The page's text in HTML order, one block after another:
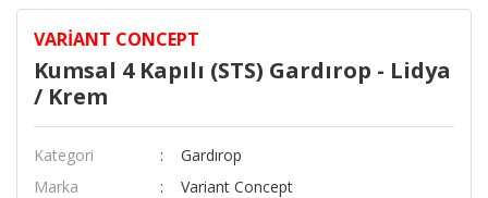
VARIANT CONCEPT
Kumsal 4 Kapılı (STS) Gardırop - Lidya
/ Krem
Kategori
Gardırop
Marka
Variant Concept